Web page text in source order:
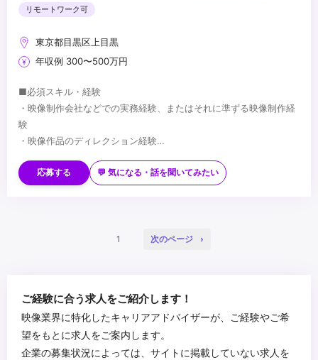
リモートワーク可
東京都目黒区上目黒
年収例 300〜500万円
■必須スキル・経験
・映像制作会社などでの実務経験、またはそれに準ずる映像制作経
験
・映像作品のディレクション経験
・企画〜編集〜納品まで一連の制作経験
・企業VP、広告映像、SNS動画などの制作経験
・After Effectsを使用したモーショングラフィックス制作経験
・映像表現にこだわりを持って制作できる方
応募する 💬 気になる・話を聞いてみたい
1 次のページ
ご経験に合う求人をご紹介します！
映像業界に特化したキャリアアドバイザーが、ご経験やご希
望をもとに求人をご案内します。
企業の募集状況によっては、サイトに掲載していない求人を